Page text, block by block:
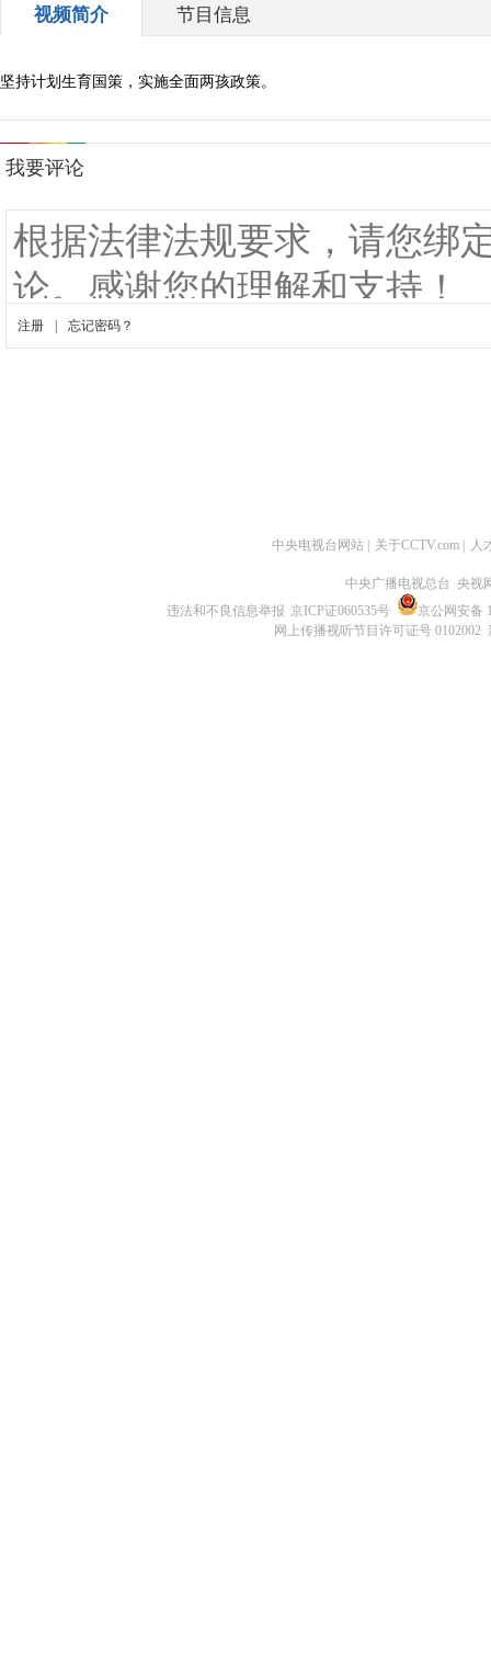
视频简介 节目信息
坚持计划生育国策，实施全面两孩政策。
中央电视台网站 关于CCTV.com 人
中央广播电视总台 央视
违法和不良信息举报 京ICP证060535号
京公网安备
网上传播视听节目许可证号 0102002